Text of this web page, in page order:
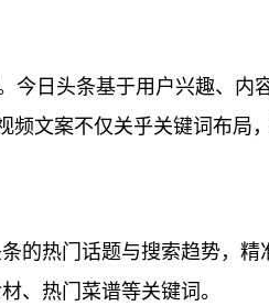
今日头条基于用户兴趣、内
频文案不仅关乎关键词布局
的热门话题与搜索趋势，精
、热门菜谱等关键词。